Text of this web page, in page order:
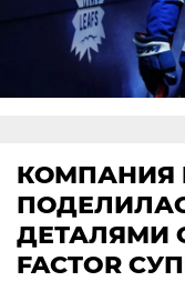
КОМПАНИЯ
ДЕТАЛЯМИ
FACTOR